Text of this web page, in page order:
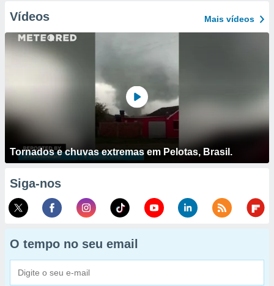
Vídeos Mais vídeos
Tornados e chuvas extremas em Pelotas, Brasil.
Siga-nos
O tempo no seu email